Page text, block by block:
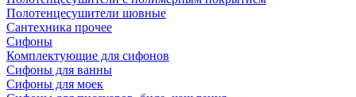
Полотенцесушители шовные
Сантехника прочее
Сифоны
Комплектующие для сифонов
Сифоны для ванны
Сифоны для моек